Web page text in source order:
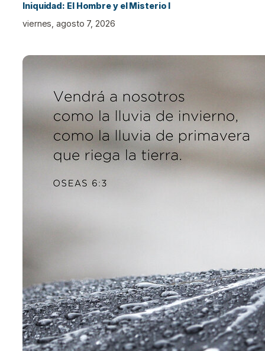
Iniquidad: El Hombre y el Misterio I
viernes, agosto 7, 2026